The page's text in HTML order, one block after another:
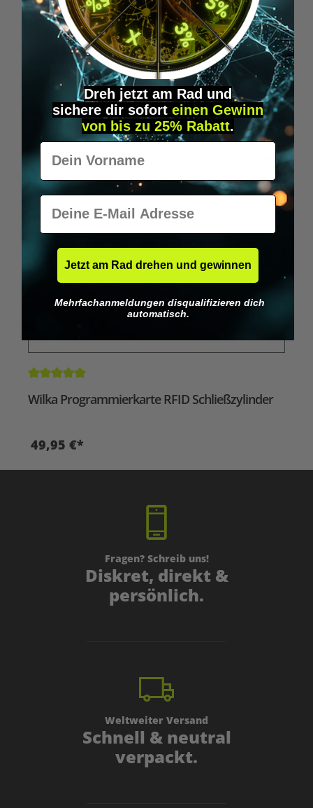
Wilka RFID KeyFobs
19,95 €*
Produktgalerie überspringen
Similar Items
Durchschnittliche Bewertung von 5 von 5 Sternen
Wilka Programmierkarte RFID Schließzylinder
49,95 €*
Fragen? Schreib uns!
Diskret, direkt &
persönlich.
Weltweiter Versand
Schnell & neutral
verpackt.
Dreh jetzt am Rad und
sichere dir sofort einen Gewinn
von bis zu 25% Rabatt.
Vorname
E-Mail
Jetzt am Rad drehen und gewinnen
Mehrfachanmeldungen disqualifizieren dich
automatisch.